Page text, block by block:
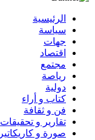
الرئيسية
سياسة
جهات
اقتصاد
مجتمع
رياصة
دولية
كتاب و أراء
فن و ثقافة
تقارير و تحقيقات
صورة و كاريكاتير